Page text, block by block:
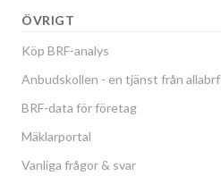
ÖVRIGT
Köp BRF-analys
Anbudskollen - en tjänst från allabrf
BRF-data för företag
Mäklarportal
Vanliga frågor & svar